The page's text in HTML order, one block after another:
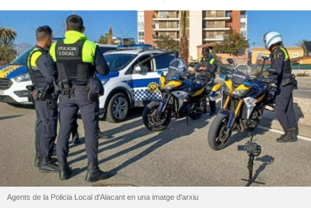
Agents de la Policia Local d'Alacant en una imatge d'arxiu